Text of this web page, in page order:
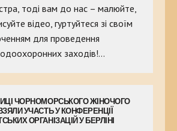
тоді вам до нас – малюйте,
відео, гуртуйтеся зі своїм
для проведення
заходів!…
ЧОРНОМОРСЬКОГО ЖІНОЧОГО
УЧАСТЬ У КОНФЕРЕНЦІЇ
ОРГАНІЗАЦІЙ У БЕРЛІНІ